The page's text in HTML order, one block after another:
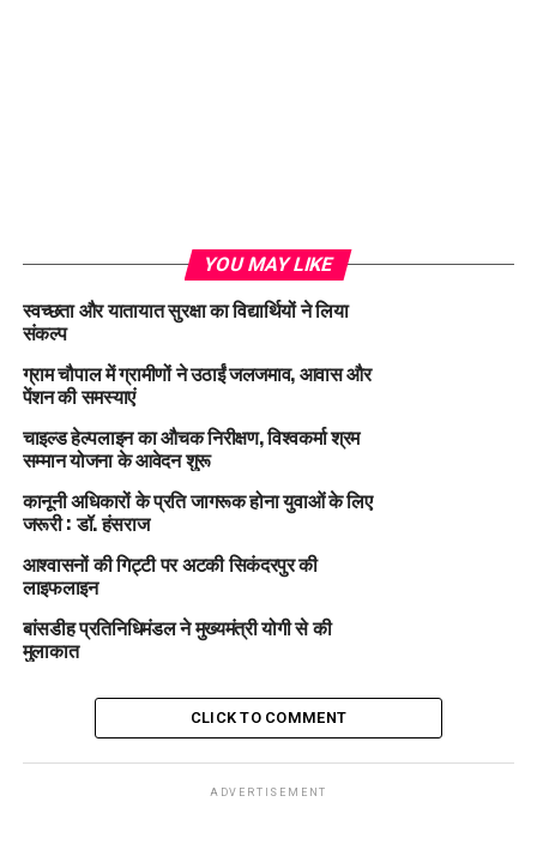
YOU MAY LIKE
स्वच्छता और यातायात सुरक्षा का विद्यार्थियों ने लिया
संकल्प
ग्राम चौपाल में ग्रामीणों ने उठाईं जलजमाव, आवास और
पेंशन की समस्याएं
चाइल्ड हेल्पलाइन का औचक निरीक्षण, विश्वकर्मा श्रम
सम्मान योजना के आवेदन शुरू
कानूनी अधिकारों के प्रति जागरूक होना युवाओं के लिए
जरूरी : डॉ. हंसराज
आश्वासनों की गिट्टी पर अटकी सिकंदरपुर की
लाइफलाइन
बांसडीह प्रतिनिधिमंडल ने मुख्यमंत्री योगी से की
मुलाकात
CLICK TO COMMENT
ADVERTISEMENT